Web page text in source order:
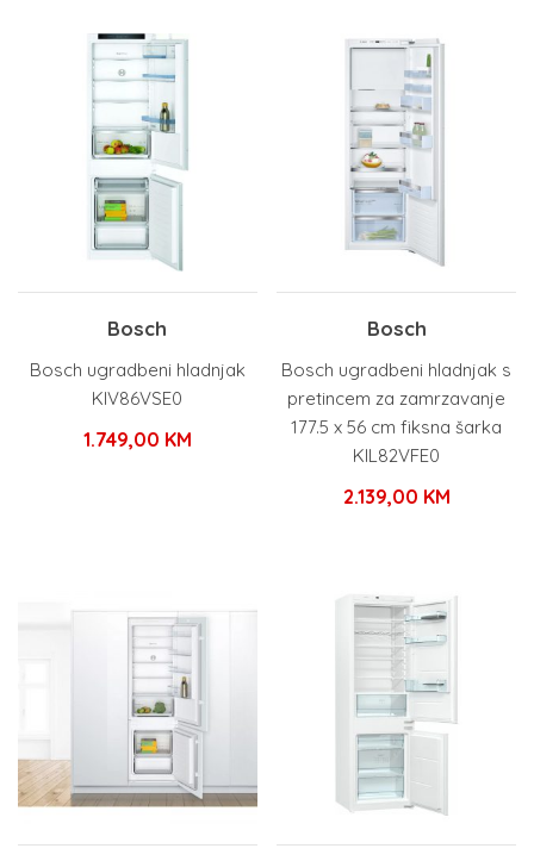
Bosch
Bosch ugradbeni hladnjak
KIV86VSE0
1.749,00 KM
Bosch
Bosch ugradbeni hladnjak s
pretincem za zamrzavanje
177.5 x 56 cm fiksna šarka
KIL82VFE0
2.139,00 KM